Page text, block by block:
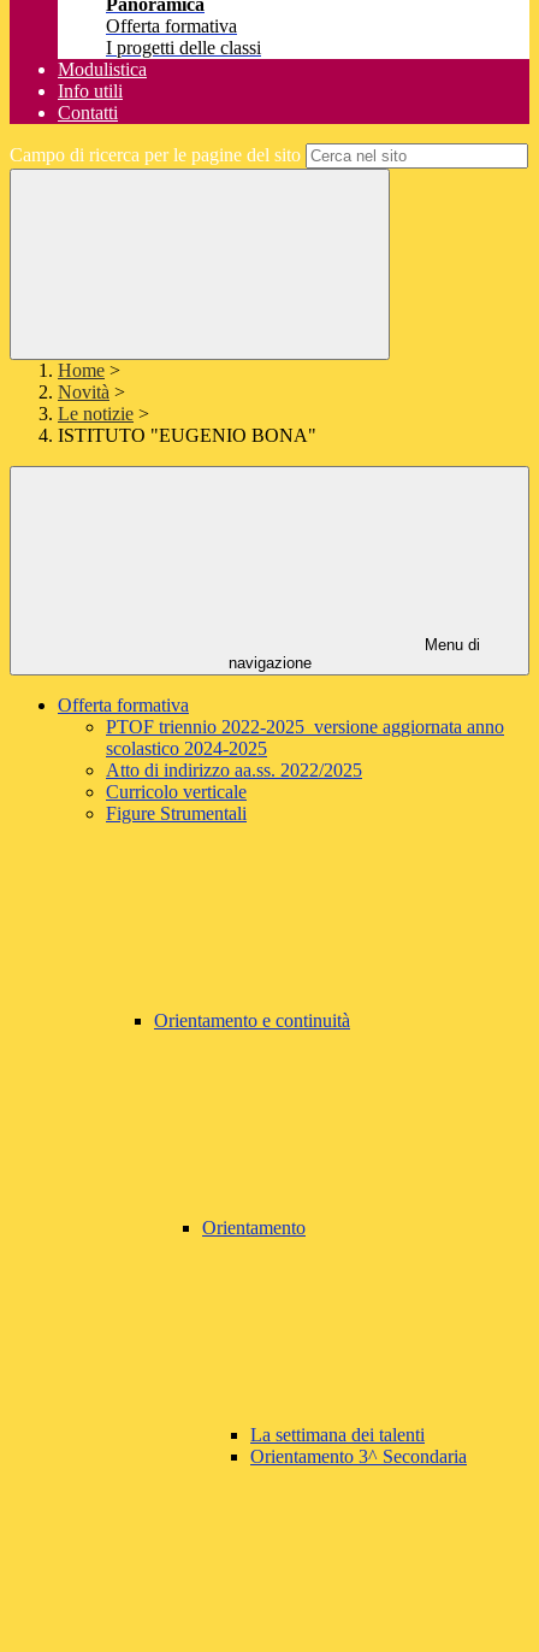
Panoramica
Offerta formativa
I progetti delle classi
Modulistica
Info utili
Contatti
Campo di ricerca per le pagine del sito
Home >
Novità >
Le notizie >
ISTITUTO "EUGENIO BONA"
Menu di
navigazione
Offerta formativa
PTOF triennio 2022-2025 versione aggiornata anno
scolastico 2024-2025
Atto di indirizzo aa.ss. 2022/2025
Curricolo verticale
Figure Strumentali
Orientamento e continuità
Orientamento
La settimana dei talenti
Orientamento 3^ Secondaria